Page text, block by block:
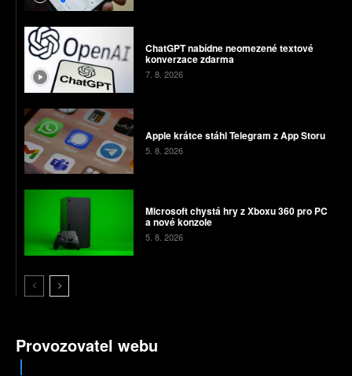
ChatGPT nabídne neomezené textové
konverzace zdarma
7. 8. 2026
Apple krátce stáhl Telegram z App Storu
5. 8. 2026
Microsoft chystá hry z Xboxu 360 pro PC
a nové konzole
5. 8. 2026
Provozovatel webu